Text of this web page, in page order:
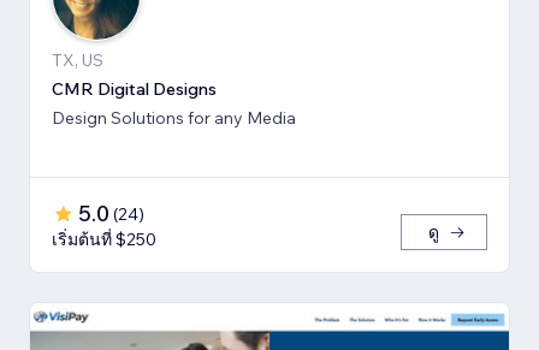
TX, US
CMR Digital Designs
Design Solutions for any Media
5.0 (24)
เริ่มต้นที่ $250
ดู